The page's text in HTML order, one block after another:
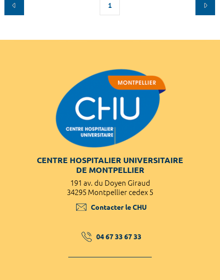
1
CENTRE HOSPITALIER UNIVERSITAIRE
DE MONTPELLIER
191 av. du Doyen Giraud
34295 Montpellier cedex 5
Contacter le CHU
04 67 33 67 33